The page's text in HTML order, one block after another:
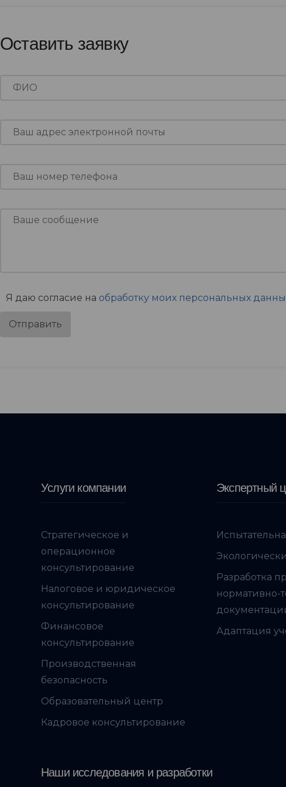
Оставить заявку
Я даю согласие на обработку моих персональных
Услуги компании
Стратегическое и
операционное
консультирование
Налоговое и юридическое
консультирование
Финансовое
консультирование
Производственная
безопасность
Образовательный центр
Кадровое консультирование
Экспертный
Разработка
нормативно-
Адаптация
Наши исследования и разработки